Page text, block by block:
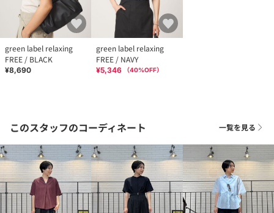
green label relaxing
FREE / BLACK
¥8,690
green label relaxing
FREE / NAVY
¥5,346 （40%OFF）
このスタッフのコーディネート 一覧を見る